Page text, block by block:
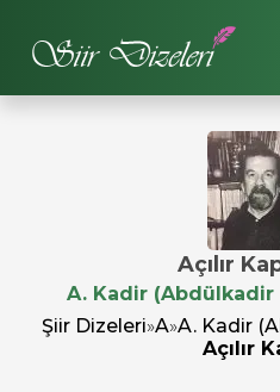
Açılır
A. Kadir
Şiir Dizeleri»A»A. Kadir
Açılır